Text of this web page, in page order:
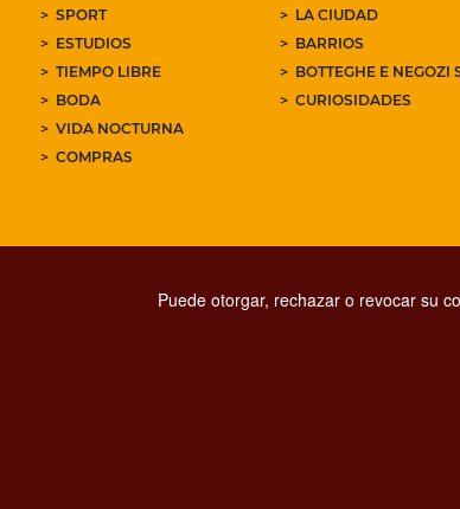
SPORT
ESTUDIOS
TIEMPO LIBRE
BODA
VIDA NOCTURNA
COMPRAS
LA CIUDAD
BARRIOS
BOTTEGHE E NEGOZI
CURIOSIDADES
Puede otorgar, rechazar o revocar su